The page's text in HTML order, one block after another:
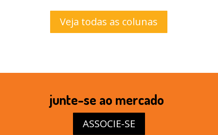
Veja todas as colunas
junte-se ao mercado
ASSOCIE-SE